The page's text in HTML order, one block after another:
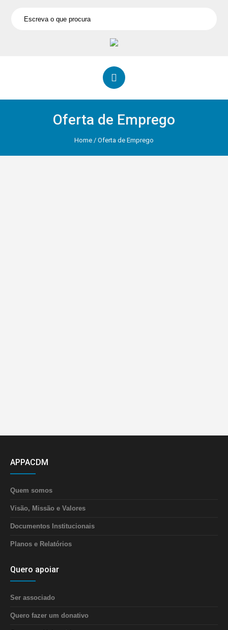
Oferta de Emprego
Home / Oferta de Emprego
APPACDM
Quem somos
Visão, Missão e Valores
Documentos Institucionais
Planos e Relatórios
Quero apoiar
Ser associado
Quero fazer um donativo